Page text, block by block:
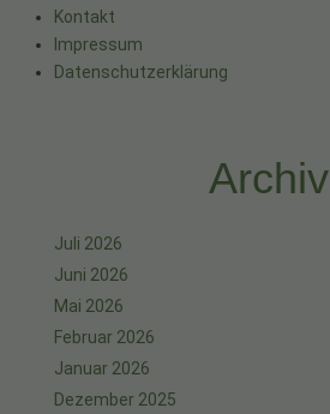
Kontakt
Impressum
Datenschutzerklärung
Archiv
Juli 2026
Juni 2026
Mai 2026
Februar 2026
Januar 2026
Dezember 2025